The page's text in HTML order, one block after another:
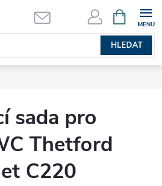
HLEDAT
NÁKUPNÍ
KOŠÍK
sada pro
Thetford
C220